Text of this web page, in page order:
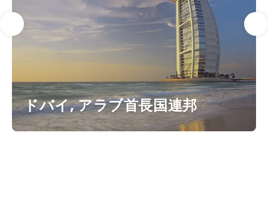
ドバイ, アラブ首長国連邦